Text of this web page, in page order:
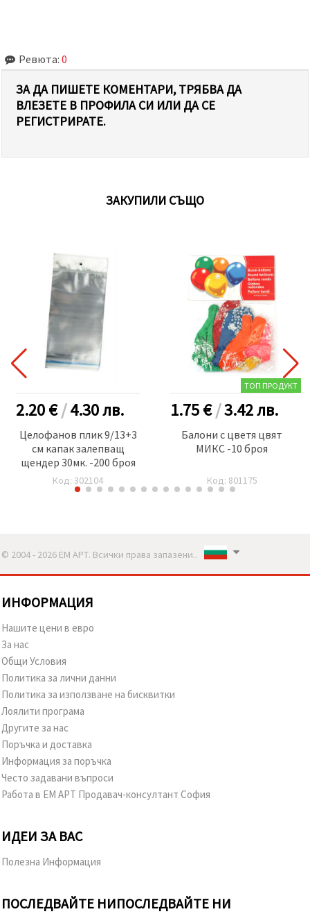
Ревюта: 0
ЗА ДА ПИШЕТЕ КОМЕНТАРИ, ТРЯБВА ДА
ВЛЕЗЕТЕ В ПРОФИЛА СИ ИЛИ ДА СЕ
РЕГИСТРИРАТЕ.
ЗАКУПИЛИ СЪЩО
2.20 €/4.30лв.
Целофанов плик 9/13+3
см капак залепващ
щендер 30мк. -200 броя
Код: 302104
ТОП ПРОДУКТ
1.75 €/3.42лв.
Балони с цветя цвят
МИКС -10 броя
Код: 801175
© 2004 - 2026 ЕМ АРТ. Всички права запазени..
ИНФОРМАЦИЯ
Нашите цени в евро
За нас
Общи Условия
Политика за лични данни
Политика за използване на бисквитки
Лоялити програма
Другите за нас
Поръчка и доставка
Информация за поръчка
Често задавани въпроси
Работа в ЕМ АРТ Продавач-консултант София
ИДЕИ ЗА ВАС
Полезна Информация
ПОСЛЕДВАЙТЕ НИПОСЛЕДВАЙТЕ НИ